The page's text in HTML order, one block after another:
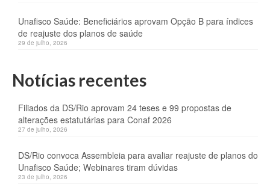
Unafisco Saúde: Beneficiários aprovam Opção B para índices
de reajuste dos planos de saúde
29 de julho, 2026
Notícias recentes
Filiados da DS/Rio aprovam 24 teses e 99 propostas de
alterações estatutárias para Conaf 2026
27 de julho, 2026
DS/Rio convoca Assembleia para avaliar reajuste de planos do
Unafisco Saúde; Webinares tiram dúvidas
23 de julho, 2026